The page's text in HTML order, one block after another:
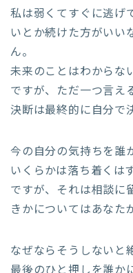
私は弱くてすぐに逃げ
いとか続けた方がいい
ん。
未来のことはわからな
ですが、ただ一つ言え
決断は最終的に自分で
今の自分の気持ちを誰
いくらかは落ち着くは
ですが、それは相談に
きかについてはあなた
なぜならそうしないと